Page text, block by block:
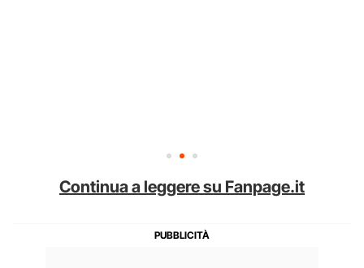
Continua a leggere su Fanpage.it